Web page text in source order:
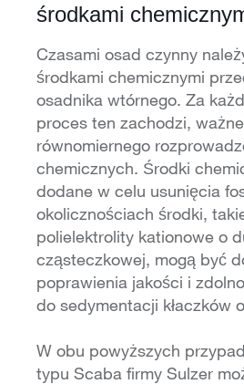
środkami
Czasami osad czynny
środkami chemicznymi
osadnika wtórnego. Za
proces ten zachodzi,
równomiernego
chemicznych. Środki
dodane w celu usunięcia
okolicznościach środki,
polielektrolity kationowe o
cząsteczkowej, mogą być
poprawienia jakości i
do sedymentacji kłaczków
W obu powyższych
typu Scaba firmy Sulzer